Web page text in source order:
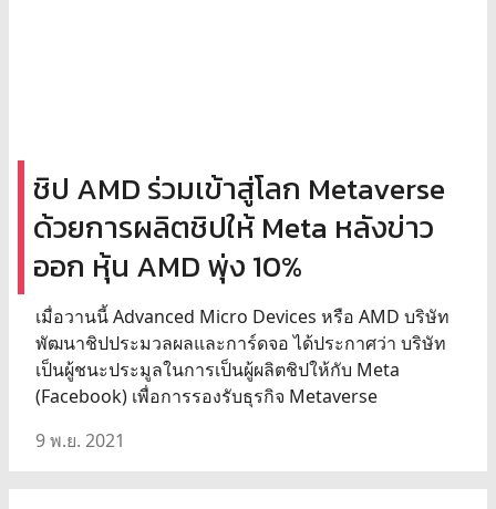
ชิป AMD ร่วมเข้าสู่โลก Metaverse
ด้วยการผลิตชิปให้ Meta หลังข่าว
ออก หุ้น AMD พุ่ง 10%
เมื่อวานนี้ Advanced Micro Devices หรือ AMD บริษัท
พัฒนาชิปประมวลผลและการ์ดจอ ได้ประกาศว่า บริษัท
เป็นผู้ชนะประมูลในการเป็นผู้ผลิตชิปให้กับ Meta
(Facebook) เพื่อการรองรับธุรกิจ Metaverse
9 พ.ย. 2021